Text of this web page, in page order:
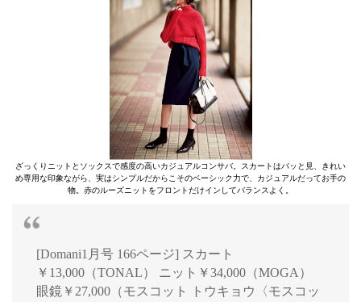
ざっくりニットとソックスで感度の高いカジュアルコンサバ。スカートはパッと見、きれい
め専用な印象ながら、実はシンプルだからこそのベーシック力で、カジュアルだってお手の
物。赤のルーズニットをフロントだけインしてバランスよく。
[Domani1月号 166ページ] スカート
￥13,000（TONAL） ニット￥34,000（MOGA）
眼鏡￥27,000（モスコット トウキョウ〈モスコッ